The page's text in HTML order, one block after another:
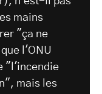
mains
"ça ne
l'ONU
"l'incendie
mais les